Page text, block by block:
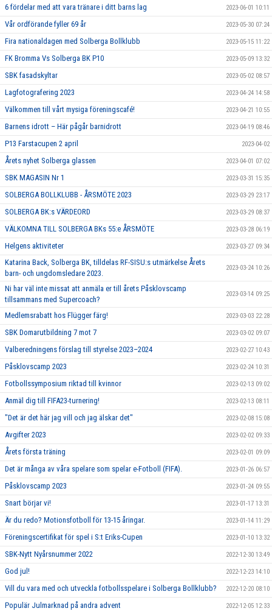
6 fördelar med att vara tränare i ditt barns lag 2023-06-01 10:11
Vår ordförande fyller 69 år 2023-05-30 07:24
Fira nationaldagen med Solberga Bollklubb 2023-05-15 11:22
FK Bromma Vs Solberga BK P10 2023-05-09 13:32
SBK fasadskyltar 2023-05-02 08:57
Lagfotografering 2023 2023-04-24 14:58
Välkommen till vårt mysiga föreningscafé! 2023-04-21 10:55
Barnens idrott – Här pågår barnidrott 2023-04-19 08:46
P13 Farstacupen 2 april 2023-04-02
Årets nyhet Solberga glassen 2023-04-01 07:02
SBK MAGASIN Nr 1 2023-03-31 15:35
SOLBERGA BOLLKLUBB - ÅRSMÖTE 2023 2023-03-29 23:17
SOLBERGA BK:s VÄRDEORD 2023-03-29 08:37
VÄLKOMNA TILL SOLBERGA BKs 55:e ÅRSMÖTE 2023-03-28 06:19
Helgens aktiviteter 2023-03-27 09:34
Katarina Back, Solberga BK, tilldelas RF-SISU:s utmärkelse Årets
barn- och ungdomsledare 2023.
2023-03-24 10:26
Ni har väl inte missat att anmäla er till årets Påsklovscamp
tillsammans med Supercoach?
2023-03-14 09:25
Medlemsrabatt hos Flügger färg! 2023-03-03 22:28
SBK Domarutbildning 7 mot 7 2023-03-02 09:07
Valberedningens förslag till styrelse 2023–2024 2023-02-27 10:43
Påsklovscamp 2023 2023-02-24 10:31
Fotbollssymposium riktad till kvinnor 2023-02-13 09:02
Anmäl dig till FIFA23-turnering! 2023-02-13 08:11
"Det är det här jag vill och jag älskar det" 2023-02-08 15:08
Avgifter 2023 2023-02-02 09:33
Årets första träning 2023-02-01 09:09
Det är många av våra spelare som spelar e-Fotboll (FIFA). 2023-01-26 06:57
Påsklovscamp 2023 2023-01-24 09:55
Snart börjar vi! 2023-01-17 13:31
Är du redo? Motionsfotboll för 13-15 åringar. 2023-01-14 11:29
Föreningscertifikat för spel i S:t Eriks-Cupen 2023-01-10 13:32
SBK-Nytt Nyårsnummer 2022 2022-12-30 13:49
God jul! 2022-12-23 14:10
Vill du vara med och utveckla fotbollsspelare i Solberga Bollklubb? 2022-12-20 08:10
Populär Julmarknad på andra advent 2022-12-05 12:33